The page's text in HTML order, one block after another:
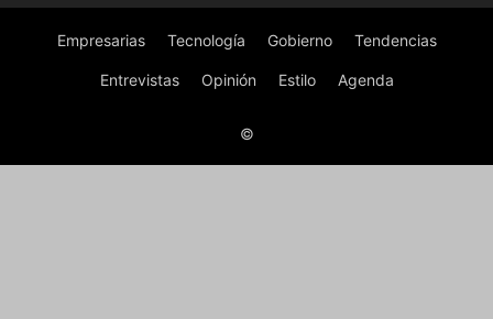
Empresarias Tecnología Gobierno Tendencias
Entrevistas Opinión Estilo Agenda
©